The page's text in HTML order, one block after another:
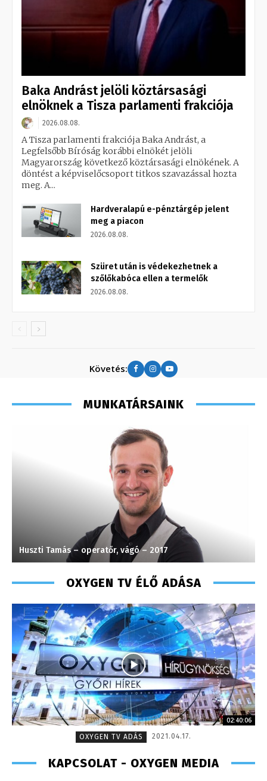
Baka Andrást jelöli köztársasági
elnöknek a Tisza parlamenti frakciója
2026.08.08.
A Tisza parlamenti frakciója Baka Andrást, a
Legfelsőbb Bíróság korábbi elnökét jelöli
Magyarország következő köztársasági elnökének. A
döntést a képviselőcsoport titkos szavazással hozta
meg. A...
Hardveralapú e-pénztárgép jelent
meg a piacon
2026.08.08.
Szüret után is védekezhetnek a
szőlőkabóca ellen a termelők
2026.08.08.
Követés:
MUNKATÁRSAINK
Huszti Tamás – operatőr, vágó – 2017
OXYGEN TV ÉLŐ ADÁSA
02:40:06
OXYGEN TV ADÁS
2021.04.17.
KAPCSOLAT - OXYGEN MEDIA